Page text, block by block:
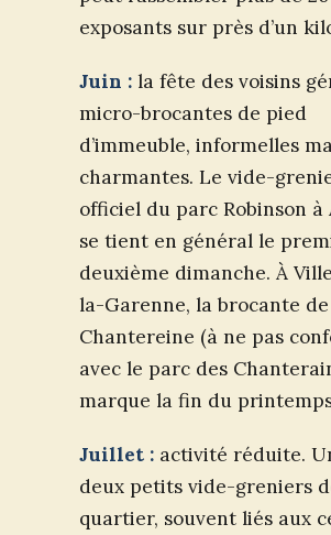
exposants sur près d’un
Juin : la fête des voisins
micro-brocantes de pied
d’immeuble, informelles
charmantes. Le vide-
officiel du parc Robinson à
se tient en général le
deuxième dimanche. À
la-Garenne, la brocante
Chantereine (à ne pas
avec le parc des
marque la fin du
Juillet : activité réduite.
deux petits vide-greniers
quartier, souvent liés aux